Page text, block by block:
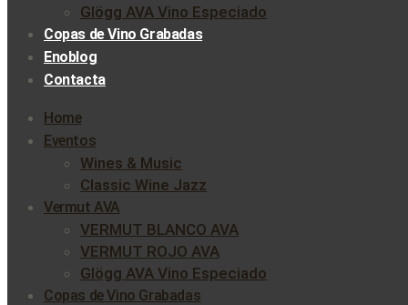
Glögg AVA Vino Especiado
Copas de Vino Grabadas
Enoblog
Contacta
Home
Eventos
Wines & Music
Classic Wine Jazz
Vermut AVA
VERMUT BLANCO AVA
VERMUT ROJO AVA
Glögg AVA Vino Especiado
Copas de Vino Grabadas